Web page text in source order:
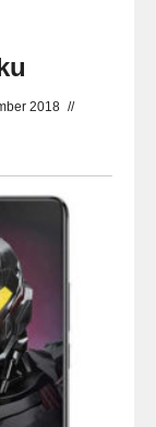
2018 //